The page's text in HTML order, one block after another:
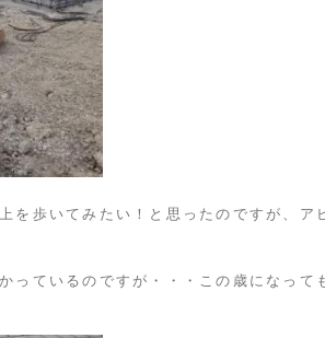
を歩いてみたい！と思ったのですが、ア
っているのですが・・・この歳になって